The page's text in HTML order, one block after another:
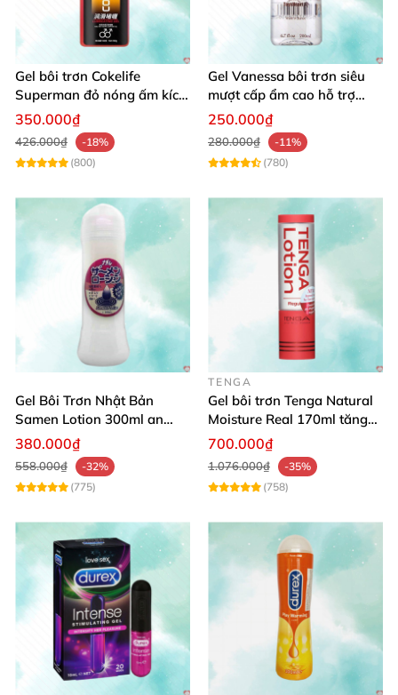
Gel bôi trơn Cokelife
Superman đỏ nóng ấm kích
thích hưng phấn
350.000₫
426.000₫
-18%
(800)
Gel Vanessa bôi trơn siêu
mượt cấp ẩm cao hỗ trợ
quan hệ ngọt ngào
250.000₫
280.000₫
-11%
(780)
Gel Bôi Trơn Nhật Bản
Samen Lotion 300ml an
toàn tự nhiên
380.000₫
558.000₫
-32%
(775)
TENGA
Gel bôi trơn Tenga Natural
Moisture Real 170ml tăng
khoái cảm êm dịu
700.000₫
1.076.000₫
-35%
(758)